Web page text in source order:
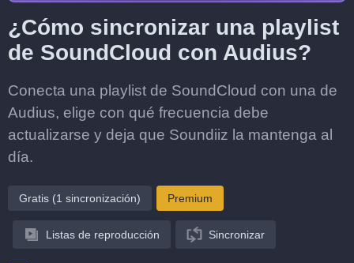
¿Cómo sincronizar una playlist
de SoundCloud con Audius?
Conecta una playlist de SoundCloud con una de
Audius, elige con qué frecuencia debe
actualizarse y deja que Soundiiz la mantenga al
día.
Gratis (1 sincronización) Premium
Listas de reproducción Sincronizar